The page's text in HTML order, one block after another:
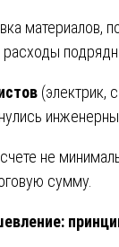
материалов,
(электрик,
не
сумму.